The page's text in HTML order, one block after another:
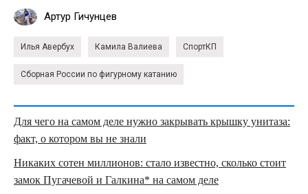
Артур Гичунцев
Илья Авербух Камила Валиева СпортКП
Сборная России по фигурному катанию
Для чего на самом деле нужно закрывать крышку унитаза:
факт, о котором вы не знали
Никаких сотен миллионов: стало известно, сколько стоит
замок Пугачевой и Галкина* на самом деле